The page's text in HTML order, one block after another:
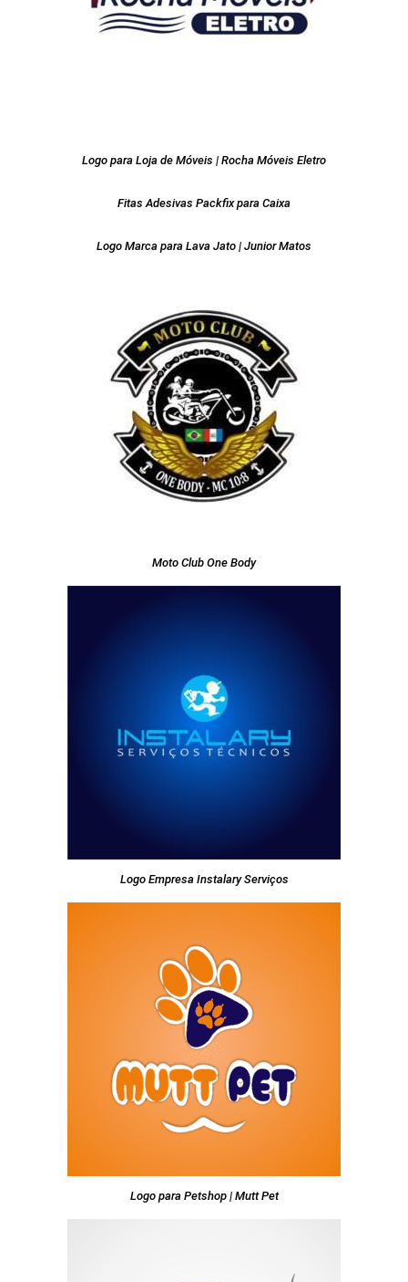
Logo para Loja de Móveis | Rocha Móveis Eletro
Fitas Adesivas Packfix para Caixa
Logo Marca para Lava Jato | Junior Matos
Moto Club One Body
Logo Empresa Instalary Serviços
Logo para Petshop | Mutt Pet